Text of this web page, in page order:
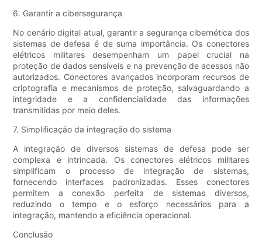
6. Garantir a cibersegurança
No cenário digital atual, garantir a segurança cibernética dos
sistemas de defesa é de suma importância. Os conectores
elétricos militares desempenham um papel crucial na
proteção de dados sensíveis e na prevenção de acessos não
autorizados. Conectores avançados incorporam recursos de
criptografia e mecanismos de proteção, salvaguardando a
integridade e a confidencialidade das informações
transmitidas por meio deles.
7. Simplificação da integração do sistema
A integração de diversos sistemas de defesa pode ser
complexa e intrincada. Os conectores elétricos militares
simplificam o processo de integração de sistemas,
fornecendo interfaces padronizadas. Esses conectores
permitem a conexão perfeita de sistemas diversos,
reduzindo o tempo e o esforço necessários para a
integração, mantendo a eficiência operacional.
Conclusão